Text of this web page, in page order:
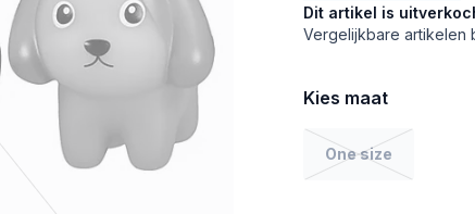
Dit artikel is
Vergelijkbare artikelen
Kies maat
One size